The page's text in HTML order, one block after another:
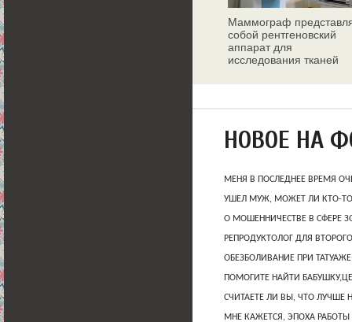
Маммограф
собой рентгеновский
аппарат для
исследования тканей
НОВОЕ НА
МЕНЯ В ПОСЛЕДНЕЕ ВРЕМЯ
УШЕЛ МУЖ, МОЖЕТ ЛИ КТО-ТО
О МОШЕННИЧЕСТВЕ В СФЕРЕ
РЕПРОДУКТОЛОГ ДЛЯ
ОБЕЗБОЛИВАНИЕ ПРИ
ПОМОГИТЕ НАЙТИ
СЧИТАЕТЕ ЛИ ВЫ, ЧТО ЛУЧШЕ
МНЕ КАЖЕТСЯ, ЭПОХА